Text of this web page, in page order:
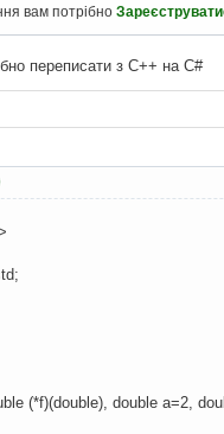
вам потрібно
переписати з C++ на C#
(*f)(double), double a=2,